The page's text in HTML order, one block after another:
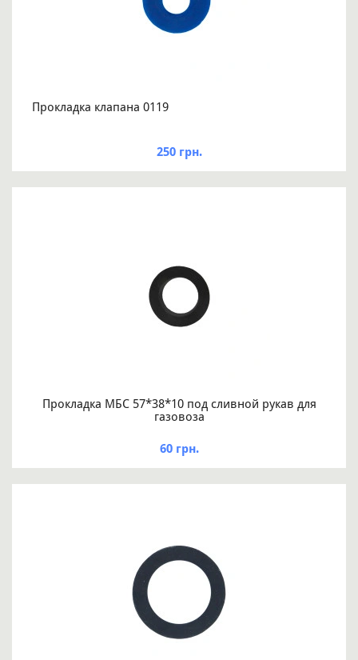
Прокладка клапана 0119
250 грн.
Прокладка МБС 57*38*10 под сливной рукав для
газовоза
60 грн.